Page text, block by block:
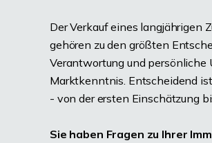
Der Verkauf eines langjährigen
gehören zu den größten
Verantwortung und persönliche
Marktkenntnis. Entscheidend
- von der ersten Einschätzung
Sie haben Fragen zu Ihrer